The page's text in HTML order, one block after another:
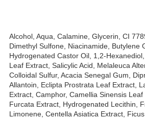
Alcohol, Aqua, Calamine, Glycerin, CI
Dimethyl Sulfone, Niacinamide, Butylene
Hydrogenated Castor Oil, 1,2-
Leaf Extract, Salicylic Acid, Melaleuca
Colloidal Sulfur, Acacia Senegal Gum,
Allantoin, Eclipta Prostrata Leaf Extract,
Extract, Camphor, Camellia Sinensis
Furcata Extract, Hydrogenated Lecithin,
Limonene, Centella Asiatica Extract,